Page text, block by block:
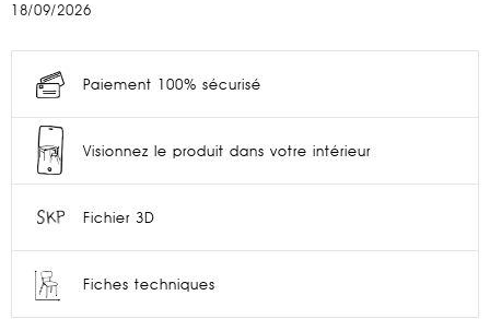
18/09/2026
Paiement 100% sécurisé
Visionnez le produit dans votre intérieur
Fichier 3D
Fiches techniques